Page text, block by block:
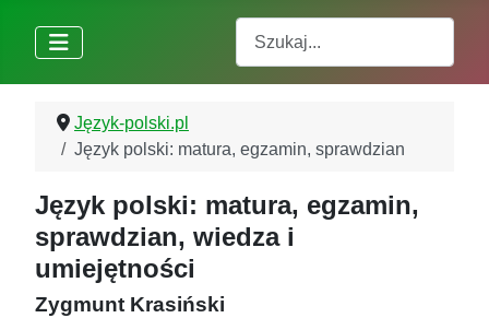
Język-polski.pl
Język polski: matura, egzamin, sprawdzian
Język polski: matura, egzamin,
sprawdzian, wiedza i
umiejętności
Zygmunt Krasiński